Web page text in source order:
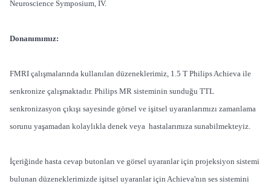
Neuroscience Symposium, IV.
Donanımımız:
FMRI çalışmalarında kullanılan düzeneklerimiz, 1.5 T Philips Achieva ile
senkronize çalışmaktadır. Philips MR sisteminin sunduğu TTL
senkronizasyon çıkışı sayesinde görsel ve işitsel uyaranlarımızı zamanlama
sorunu yaşamadan kolaylıkla denek veya hastalarımıza sunabilmekteyiz.
İçeriğinde hasta cevap butonları ve görsel uyaranlar için projeksiyon sistemi
bulunan düzeneklerimizde işitsel uyaranlar için Achieva'nın ses sistemini